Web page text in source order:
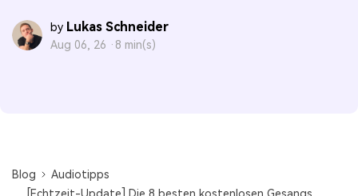
by Lukas Schneider
Aug 06, 26 · 8 min(s)
Blog
Audiotipps